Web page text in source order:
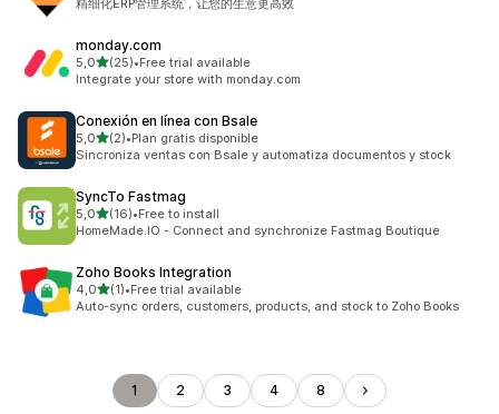
精细化ERP管理系统，让您的生意更高效
monday.com
5,0de 5 estrelas
(25)
25 total de avaliações
•Free trial available
Integrate your store with monday.com
Conexión en línea con Bsale
5,0de 5 estrelas
(2)
2 total de avaliações
•Plan gratis disponible
Sincroniza ventas con Bsale y automatiza documentos y stock
SyncTo Fastmag
5,0de 5 estrelas
(16)
16 total de avaliações
•Free to install
HomeMade.IO - Connect and synchronize Fastmag Boutique
Zoho Books Integration
4,0de 5 estrelas
(1)
1 total de avaliações
•Free trial available
Auto-sync orders, customers, products, and stock to Zoho Books
1 2 3 4 8